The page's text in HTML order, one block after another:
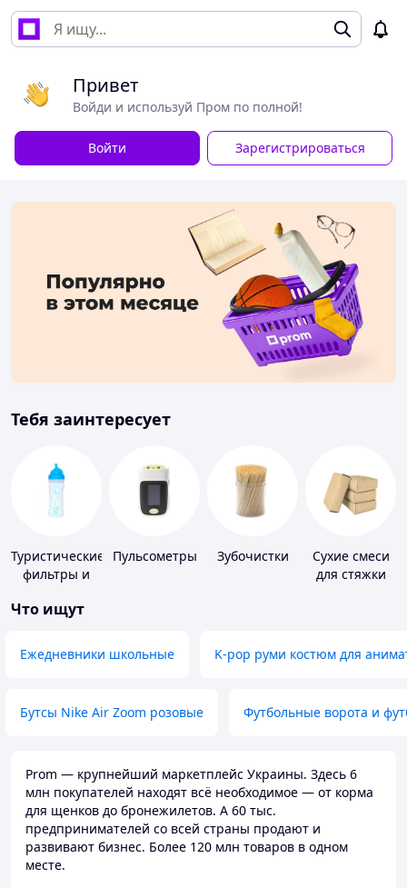
Привет
Войди и используй Пром по полной!
Войти Зарегистрироваться
Тебя заинтересует
Туристические
фильтры и
питьевой
Пульсометры Зубочистки
Сухие смеси
для стяжки
Что ищут
Ежедневники школьные K-pop руми костюм для
Бутсы Nike Air Zoom розовые Футбольные ворота и
Prom — крупнейший маркетплейс Украины. Здесь 6
млн покупателей находят всё необходимое — от корма
для щенков до бронежилетов. А 60 тыс.
предпринимателей со всей страны продают и
развивают бизнес. Более 120 млн товаров в одном
месте.